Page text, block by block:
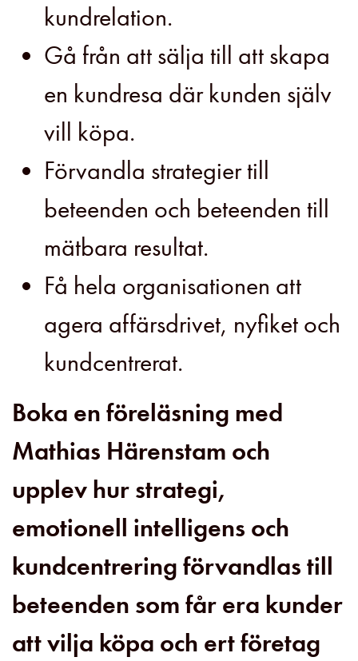
kundrelation.
Gå från att sälja till att skapa
en kundresa där kunden själv
vill köpa.
Förvandla strategier till
beteenden och beteenden till
mätbara resultat.
Få hela organisationen att
agera affärsdrivet, nyfiket och
kundcentrerat.
Boka en föreläsning med
Mathias Härenstam och
upplev hur strategi,
emotionell intelligens och
kundcentrering förvandlas till
beteenden som får era kunder
att vilja köpa och ert företag